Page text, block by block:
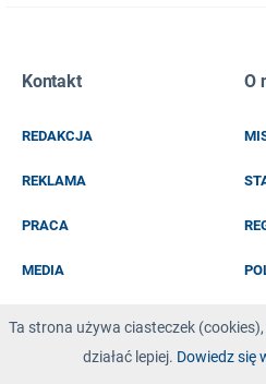
EMAIL
Kontakt
REDAKCJA
REKLAMA
PRACA
MEDIA
O
Ta strona używa ciasteczek
działać lepiej. Dowiedz się